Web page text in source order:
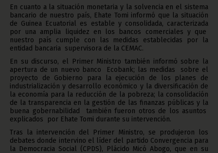
En cuanto a la situación monetaria y la solvencia en el sistema
bancario de nuestro país, Ehate Tomi informó que la situación
de Guinea Ecuatorial es estable y consolidada, caracterizada
por una amplia liquidez en los bancos comerciales y que
nuestro país cumple con las medidas establecidas por la
entidad bancaria supervisora de la CEMAC.
En su discurso, el Primer Ministro también informó sobre la
apertura de un nuevo banco Ecobank; las medidas sobre el
proyecto de Gobierno para la ejecución de los planes de
industrialización y desarrollo económico y la diversificación de
la economía para la reducción de la pobreza; la consolidación
de la transparencia en la gestión de las finanzas públicas y la
buena gobernabilidad también fueron otros de los asuntos
explicados por Ehate Tomi durante su intervención.
Tras la intervención del Primer Ministro, se produjeron los
debates donde intervino el líder del partido Convergencia para
la Democracia Social (CPDS), Plácido Micó Abogo, que en su